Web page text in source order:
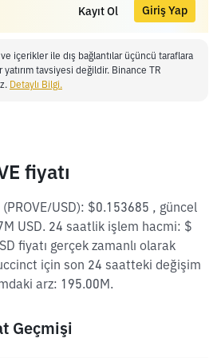
Kayıt Ol Giriş Yap
içerikler ile dış bağlantılar üçüncü taraflara
tavsiyesi değildir. Binance TR
Detaylı Bilgi.
fiyatı
USD): $0.153685 , güncel
USD. 24 saatlik işlem hacmi: $
fiyatı gerçek zamanlı olarak
için son 24 saatteki değişim
arz: 195.00M.
Geçmişi